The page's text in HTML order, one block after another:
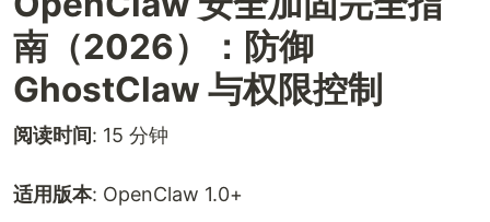
南（2026）：防御
GhostClaw 与权限控制
阅读时间: 15 分钟
适用版本: OpenClaw 1.0+